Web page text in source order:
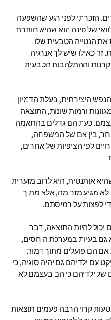
הזכרתי לפני רגע שהשפעה
של טינה הוא שהיא חותרת
הנטייה הטבעית שלו
זה כאילו שיש לך אנרגיה
וההתלהבות הטבעית
היצירתית, בעלת הדמיון
ורמות שונות, התוצאה
כעת הם גדלים בהתאמה
בין אם של המשפחה,
לפי הציפיות של אחרים,
אותנטית, היא לרוב מזערית.
מגיע מזרימה, אלא מתוך
לפצות על רמיסתם.
להיות התוצאה, דבר
גם בעיות במערכת היחסים,
אם הם פועלים מתוך דמות
עם ילדיהם גם יהיה סוגיה, כי
של ילדיהם כי הם בעצמם לא
קרוי הרבה פעמים תוצאות